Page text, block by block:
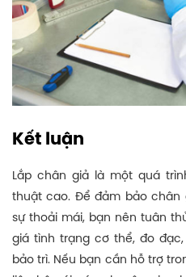
Kết luận
Lắp chân giả là một quá
thuật cao. Để đảm bảo chân
sự thoải mái, bạn nên tuân
giá tình trạng cơ thể, đo
bảo trì. Nếu bạn cần hỗ trợ